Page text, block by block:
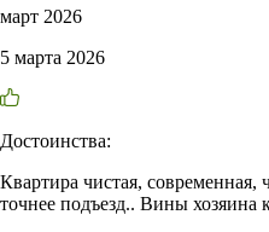
март 2026
5 марта 2026
Достоинства:
Квартира чистая, современная,
точнее подъезд.. Вины хозяина